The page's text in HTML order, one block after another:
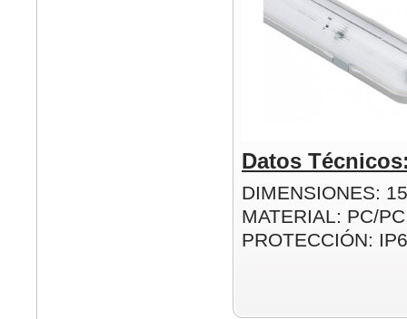
Datos
DIMENSIONES:
MATERIAL: PC/PC
PROTECCIÓN: